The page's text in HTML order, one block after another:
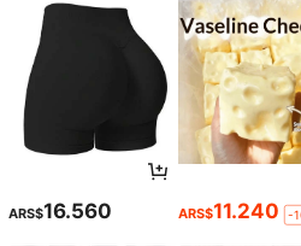
ARS$16.560 ARS$11.240 -